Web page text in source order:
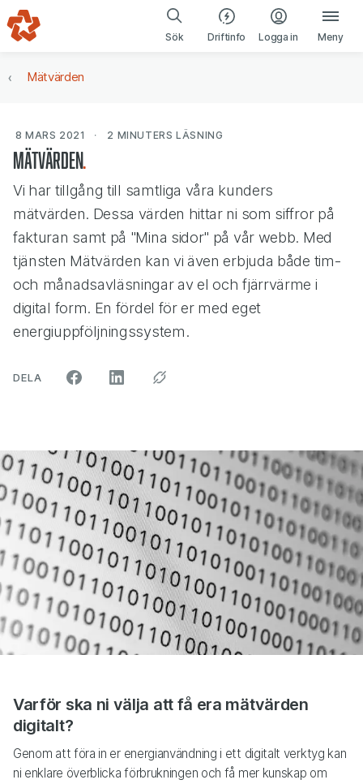
Gå till navigering
Gå till innehåll
Sök Driftinfo Logga in(öppnas i ny
Meny
Mätvärden
8 MARS 2021 2 MINUTERS LÄSNING
Mätvärden
Vi har tillgång till samtliga våra kunders
mätvärden. Dessa värden hittar ni som siffror på
fakturan samt på "Mina sidor" på vår webb. Med
tjänsten Mätvärden kan vi även erbjuda både tim-
och månadsavläsningar av el och fjärrvärme i
digital form. En fördel för er med eget
energiuppföljningssystem.
DELA ARTIKELN PÅ SOCIALA MEDIER"
Varför ska ni välja att få era mätvärden
digitalt?
Genom att föra in er energianvändning i ett digitalt verktyg kan
ni enklare överblicka förbrukningen och få mer kunskap om